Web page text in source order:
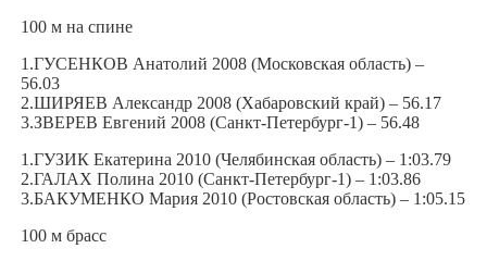
100 м на спине
1.ГУСЕНКОВ Анатолий 2008 (Московская область) –
56.03
2.ШИРЯЕВ Александр 2008 (Хабаровский край) – 56.17
3.ЗВЕРЕВ Евгений 2008 (Санкт-Петербург-1) – 56.48
1.ГУЗИК Екатерина 2010 (Челябинская область) – 1:03.79
2.ГАЛАХ Полина 2010 (Санкт-Петербург-1) – 1:03.86
3.БАКУМЕНКО Мария 2010 (Ростовская область) – 1:05.15
100 м брасс